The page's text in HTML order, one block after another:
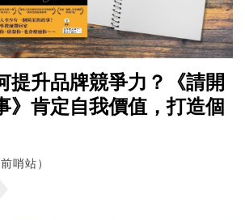
提升品牌競爭力？《請開
》肯定自我價值，打造個
哨站）